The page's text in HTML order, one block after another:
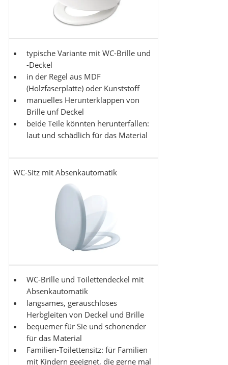
typische Variante mit WC-Brille und
-Deckel
in der Regel aus MDF
(Holzfaserplatte) oder Kunststoff
manuelles Herunterklappen von
Brille unf Deckel
beide Teile könnten herunterfallen:
laut und schädlich für das Material
WC-Sitz mit Absenkautomatik
WC-Brille und Toilettendeckel mit
Absenkautomatik
langsames, geräuschloses
Herbgleiten von Deckel und Brille
bequemer für Sie und schonender
für das Material
Familien-Toilettensitz: für Familien
mit Kindern geeignet, die gerne mal